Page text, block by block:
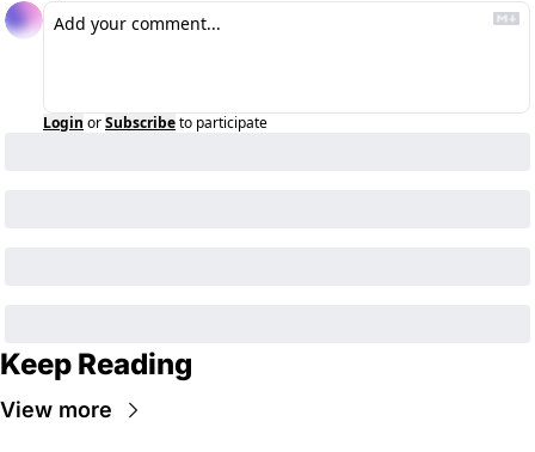
Login orSubscribeto participate
Keep Reading
View more